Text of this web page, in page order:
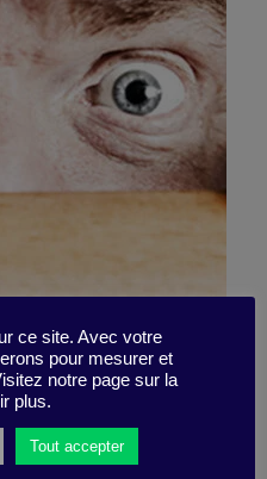
et le
ce site. Avec votre
pour mesurer et
notre page sur la
plus.
Tout accepter